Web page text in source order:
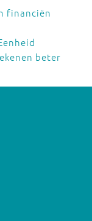
financiën
beter